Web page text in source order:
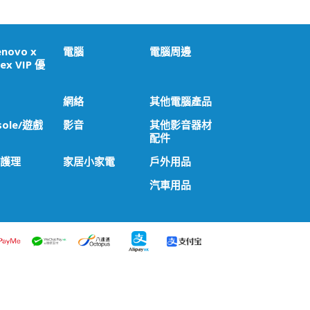
x
VIP 優
電腦 電腦周邊
網絡
其他電腦產品
遊戲
影音
其他影音器材
配件
理
家居小家電
戶外用品
汽車用品